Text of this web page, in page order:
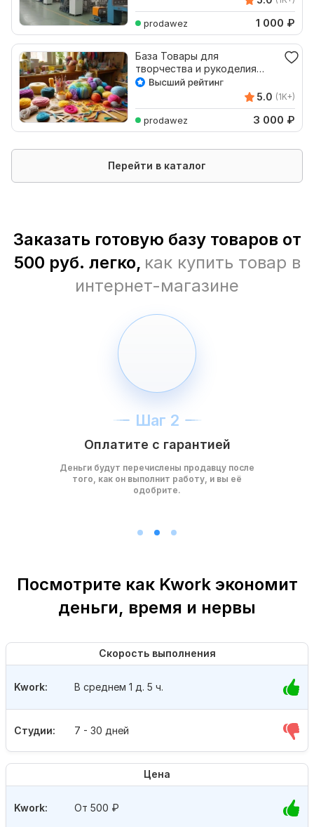
prodawez 1 000 ₽
База Товары для
творчества и рукоделия
города миллионники
5.0 (1K+)
prodawez 3 000 ₽
Перейти в каталог
Заказать готовую базу товаров от
500 руб. легко, как купить товар в
интернет-магазине
Шаг 2
Оплатите с гарантией
Деньги будут перечислены продавцу после
того, как он выполнит работу, и вы её
одобрите.
Посмотрите как Kwork экономит
деньги, время и нервы
Скорость выполнения
Студии: 7 - 30 дней
Kwork: В среднем 1 д. 5 ч.
Цена
Kwork: От 500 ₽